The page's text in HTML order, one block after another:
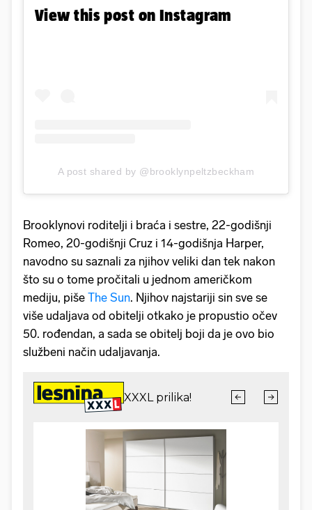
View this post on Instagram
A post shared by @brooklynpeltzbeckham
Brooklynovi roditelji i braća i sestre, 22-godišnji
Romeo, 20-godišnji Cruz i 14-godišnja Harper,
navodno su saznali za njihov veliki dan tek nakon
što su o tome pročitali u jednom američkom
mediju, piše The Sun. Njihov najstariji sin sve se
više udaljava od obitelji otkako je propustio očev
50. rođendan, a sada se obitelj boji da je ovo bio
službeni način udaljavanja.